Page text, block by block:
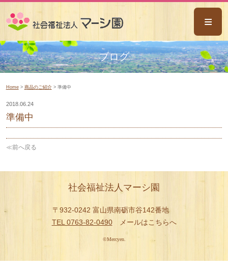
ごあいさつ
事業概要
なんと共同作業所
マーシ園木の香
ピアサポートあい
ミライサポートあい
ホームふくの実
マーシ園ヘルパーステーション
事業報告
ブログ
Home> 商品のご紹介> 準備中
2018.06.24
準備中
≪前へ戻る
社会福祉法人マーシ園
〒932-0242 富山県南砺市谷142番地
TEL 0763-82-0490
メールはこちらへ
©Mercyen.